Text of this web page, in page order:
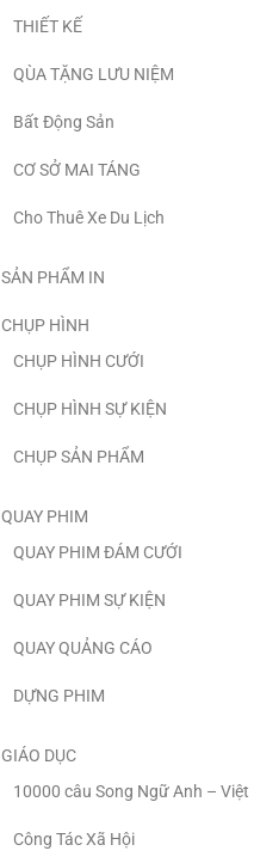
THIẾT KẾ
QÙA TẶNG LƯU NIỆM
Bất Động Sản
CƠ SỞ MAI TÁNG
Cho Thuê Xe Du Lịch
SẢN PHẨM IN
CHỤP HÌNH
CHỤP HÌNH CƯỚI
CHỤP HÌNH SỰ KIỆN
CHỤP SẢN PHẨM
QUAY PHIM
QUAY PHIM ĐÁM CƯỚI
QUAY PHIM SỰ KIỆN
QUAY QUẢNG CÁO
DỰNG PHIM
GIÁO DỤC
10000 câu Song Ngữ Anh – Việt
Công Tác Xã Hội